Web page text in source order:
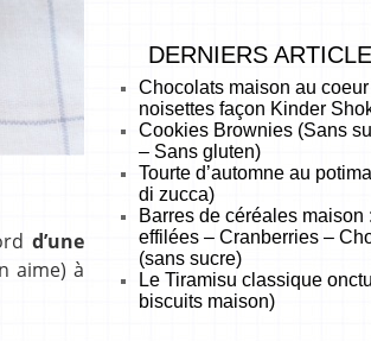
d’une
aime) à
DERNIERS
Chocolats maison au
noisettes façon Kinder
Cookies Brownies (Sans
– Sans gluten)
Tourte d’automne au
di zucca)
Barres de céréales maison
effilées – Cranberries –
(sans sucre)
Le Tiramisu classique
biscuits maison)